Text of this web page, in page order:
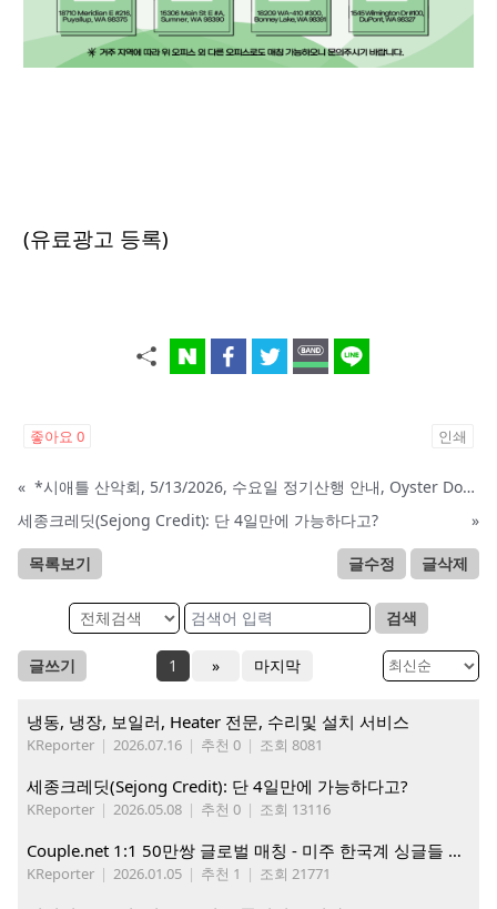
(유료광고 등록)
좋아요 0 인쇄
«
*시애틀 산악회, 5/13/2026, 수요일 정기산행 안내, Oyster Dome*
세종크레딧(Sejong Credit): 단 4일만에 가능하다고?
»
목록보기 글수정 글삭제
검색
글쓰기 1 » 마지막
냉동, 냉장, 보일러, Heater 전문, 수리및 설치 서비스
KReporter | 2026.07.16 | 추천 0 | 조회 8081
세종크레딧(Sejong Credit): 단 4일만에 가능하다고?
KReporter | 2026.05.08 | 추천 0 | 조회 13116
Couple.net 1:1 50만쌍 글로벌 매칭 - 미주 한국계 싱글들 모이세요
KReporter | 2026.01.05 | 추천 1 | 조회 21771